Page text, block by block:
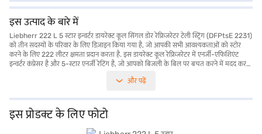
इस उत्पाद के बारे में
Liebherr 222 L 5 स्टार इन्वर्टर डायरेक्ट कूल सिंगल डोर रेफ्रिजरेटर टेली स्ट्रिंग (DFPtsE 2231)
को तीन सदस्यों के परिवार के लिए डिज़ाइन किया गया है, जो आपकी सभी आवश्यकताओं को स्टोर
करने के लिए 222 लीटर क्षमता प्रदान करता है. इस डायरेक्ट कूल रेफ्रिजरेटर में एनर्जी-एफिशिएंट
इन्वर्टर कंप्रेसर है और 5-स्टार एनर्जी रेटिंग है, जो आपको बिजली के बिल पर बचत करने में मदद करता
सुरक्षा और बिल्ट-इन स्टेबिलाइज़र के लिए डोर लॉक के साथ आता है, जो इसे वोल्टेज के उतार-चढ़ाव
आयामों के साथ, यह अधिकांश स्थानों पर आराम से फिट होता है. इस प्रोडक्ट पर 1 वर्ष की मैन्युफैक्चरर
वारंटी मिलती है, आपको इसकी क्वॉलिटी और टिकाऊपन का आश्वासन दिया जाता है. यह Liebherr
रेफ्रिजरेटर, उन लोगों के लिए आदर्श है जो स्टाइल और कार्यक्षमता का मिश्रण चाहते हैं. खरीदारी करने
के लिए बजाज फिनसर्व पर विकल्पों के बारे में जानें या पार्टनर स्टोर पर जाएं और Easy EMIs का लाभ
और पढ़ें
इस प्रोडक्ट के लिए फोटो